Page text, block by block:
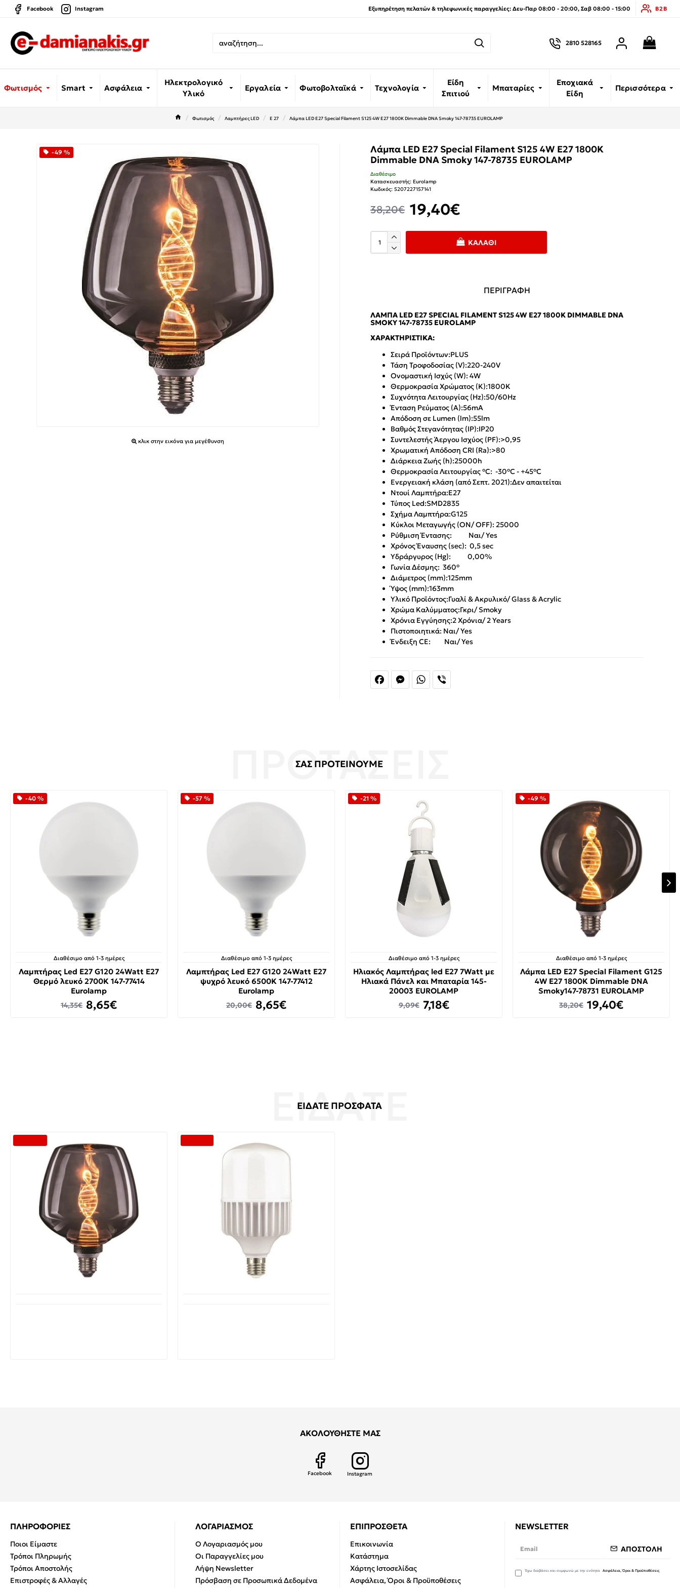
Facebook Instagram Εξυπηρέτηση πελατών & τηλεφωνικές παραγγελίες: Δευ-Παρ 08:00 - 20:00, Σαβ 08:00 - 15:00 B2B
2810 528165
Φωτισμός Smart Ασφάλεια
Ηλεκτρολογικό
Υλικό
Εργαλεία Φωτοβολταϊκά Τεχνολογία
Είδη
Σπιτιού
Μπαταρίες
Εποχιακά
Είδη
Περισσότερα
Φωτισμός Λαμπτήρες LED E 27 Λάμπα LED E27 Special Filament S125 4W E27 1800K Dimmable DNA Smoky 147-78735 EUROLAMP
-49 %
κλικ στην εικόνα για μεγέθυνση
Λάμπα LED E27 Special Filament S125 4W E27 1800K
Dimmable DNA Smoky 147-78735 EUROLAMP
19,40€
38,20€
Διαθέσιμο
Κατασκευαστής: Eurolamp
Κωδικός: 5207227157141
ΚΑΛΆΘΙ
FacebookMessengerWhatsApp
ΠΕΡΙΓΡΑΦΗ
ΛΆΜΠΑ LED E27 SPECIAL FILAMENT S125 4W E27 1800K DIMMABLE DNA
SMOKY 147-78735 EUROLAMP
ΧΑΡΑΚΤΗΡΙΣΤΙΚΆ:
Σειρά Προϊόντων:PLUS
Τάση Τροφοδοσίας (V):220-240V
Ονομαστική Ισχύς (W): 4W
Θερμοκρασία Χρώματος (K):1800K
Συχνότητα Λειτουργίας (Hz):50/60Hz
Ένταση Ρεύματος (Α):56mA
Απόδοση σε Lumen (lm):55lm
Βαθμός Στεγανότητας (IP):IP20
Συντελεστής Άεργου Ισχύος (PF):>0,95
Χρωματική Απόδοση CRI (Ra):>80
Διάρκεια Ζωής (h):25000h
Θερμοκρασία Λειτουργίας °C: -30°C - +45°C
Ενεργειακή κλάση (από Σεπτ. 2021):Δεν απαιτείται
Ντουί Λαμπτήρα:E27
Τύπος Led:SMD2835
Σχήμα Λαμπτήρα:G125
Κύκλοι Μεταγωγής (ON/ OFF): 25000
Ρύθμιση Έντασης: Ναι/ Yes
Χρόνος Έναυσης (sec): 0,5 sec
Υδράργυρος (Hg): 0,00%
Γωνία Δέσμης: 360°
Διάμετρος (mm):125mm
Ύψος (mm):163mm
Υλικό Προϊόντος:Γυαλί & Ακρυλικό/ Glass & Acrylic
Χρώμα Καλύμματος:Γκρι/ Smoky
Χρόνια Εγγύησης:2 Χρόνια/ 2 Years
Πιστοποιητικά: Ναι/ Yes
Ένδειξη CE: Ναι/ Yes
ΣΑΣ ΠΡΟΤΕΙΝΟΥΜΕ
-40 %
Διαθέσιμο από 1-3 ημέρες
Λαμπτήρας Led E27 G120 24Watt Ε27
Θερμό λευκό 2700K 147-77414
Eurolamp
8,65€
14,35€
-57 %
Διαθέσιμο από 1-3 ημέρες
Λαμπτήρας Led E27 G120 24Watt Ε27
ψυχρό λευκό 6500K 147-77412
Eurolamp
8,65€
20,00€
-21 %
Διαθέσιμο από 1-3 ημέρες
Ηλιακός Λαμπτήρας led E27 7Watt με
Ηλιακά Πάνελ και Μπαταρία 145-
20003 EUROLAMP
7,18€
9,09€
-49 %
Διαθέσιμο από 1-3 ημέρες
Λάμπα LED E27 Special Filament G125
4W E27 1800K Dimmable DNA
Smoky147-78731 EUROLAMP
19,40€
38,20€
ΕΙΔΑΤΕ ΠΡΟΣΦΑΤΑ
ΑΚΟΛΟΥΘΗΣΤΕ ΜΑΣ
Facebook Instagram
ΠΛΗΡΟΦΟΡΙΕΣ
Ποιοι Είμαστε
Τρόποι Πληρωμής
Τρόποι Αποστολής
Επιστροφές & Αλλαγές
ΛΟΓΑΡΙΑΣΜΟΣ
Ο Λογαριασμός μου
Οι Παραγγελίες μου
Λήψη Newsletter
Πρόσβαση σε Προσωπικά Δεδομένα
ΕΠΙΠΡΟΣΘΕΤΑ
Επικοινωνία
Κατάστημα
Χάρτης Ιστοσελίδας
Ασφάλεια, Όροι & Προϋποθέσεις
NEWSLETTER
ΑΠΟΣΤΟΛΗ
Έχω διαβάσει και συμφωνώ με την ενότητα Ασφάλεια, Όροι & Προϋποθέσεις